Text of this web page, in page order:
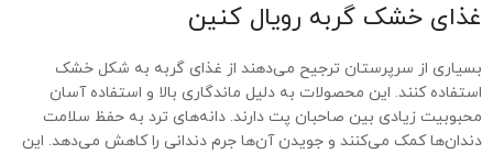
غذای خشک گربه رویال کنین
بسیاری از سرپرستان ترجیح می‌دهند از غذای گربه به شکل خشک
استفاده کنند. این محصولات به دلیل ماندگاری بالا و استفاده آسان
محبوبیت زیادی بین صاحبان پت دارند. دانه‌های ترد به حفظ سلامت
دندان‌ها کمک می‌کنند و جویدن آن‌ها جرم دندانی را کاهش می‌دهد. این